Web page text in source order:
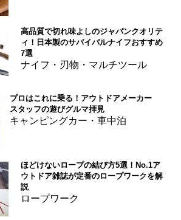
高品質で切れ味よしのジャパンクオリテ
ィ！日本製のサバイバルナイフおすすめ
7選
ナイフ・刃物・マルチツール
プロはこれに乗る！アウトドアメーカー
スタッフの遊びグルマ拝見
キャンピングカー・車中泊
ほどけないロープの結び方5選！No.1ア
ウトドア雑誌が定番のロープワークを解
説
ロープワーク